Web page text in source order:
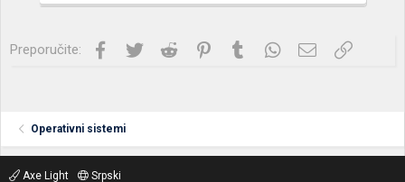
Preporučite: Facebook
Twitter Reddit PinterestTumblrWhatsApp
Imejl Link
Operativni sistemi
Axe Light
Srpski